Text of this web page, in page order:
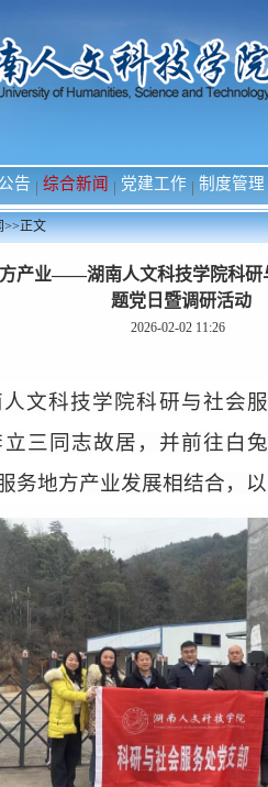
告 | 综合新闻 | 党建工作 | 制度管理
>>正文
产业——湖南人文科技学院科研
题党日暨调研活动
2026-02-02 11:26
文科技学院科研与社会
三同志故居，并前往白
务地方产业发展相结合，